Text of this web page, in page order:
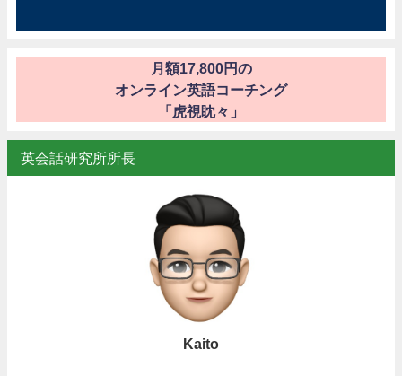
月額17,800円の
オンライン英語コーチング
「虎視眈々」
英会話研究所所長
Kaito